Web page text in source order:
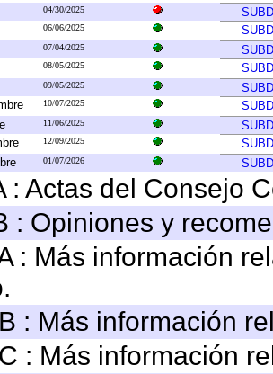
04/30/2025
06/06/2025
07/04/2025
08/05/2025
09/05/2025
10/07/2025
11/06/2025
12/09/2025
01/07/2026
: Actas del Consejo
: Opiniones y
: Más información
: Más información
: Más información